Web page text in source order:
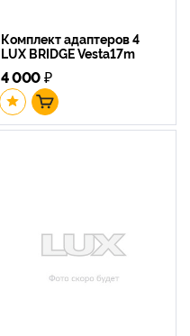
Комплект адаптеров 4
LUX BRIDGE Vesta17m
4 000₽